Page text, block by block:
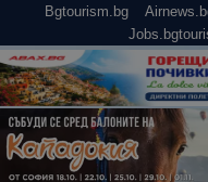
Bgtourism.bg